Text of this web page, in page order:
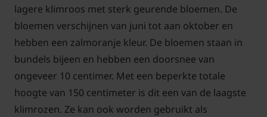
lagere klimroos met sterk geurende bloemen. De
bloemen verschijnen van juni tot aan oktober en
hebben een zalmoranje kleur. De bloemen staan in
bundels bijeen en hebben een doorsnee van
ongeveer 10 centimer. Met een beperkte totale
hoogte van 150 centimeter is dit een van de laagste
klimrozen. Ze kan ook worden gebruikt als